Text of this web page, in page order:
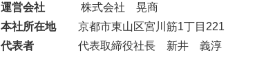
運営会社株式会社 晃商
本社所在地京都市東山区宮川筋1丁目221
代表者 代表取締役社長 新井 義淳